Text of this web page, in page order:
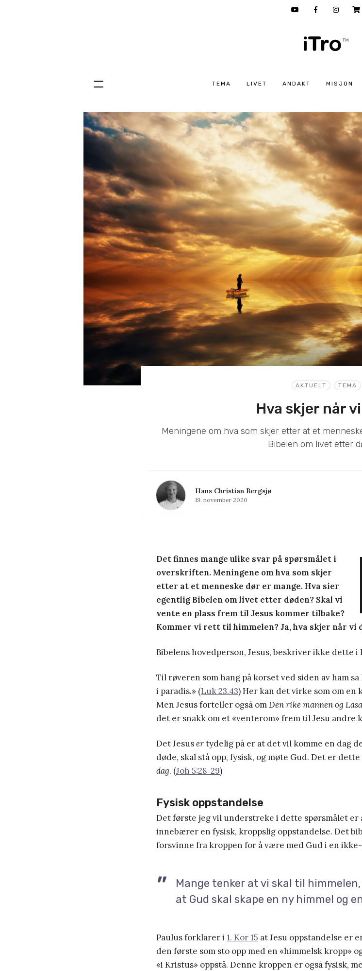
TEMA LIVET ANDAKT MISJON
Hopp
innhold
AKTUELT TEMA
Hva skjer når
Meningene om hva som skjer etter at et
Bibelen om livet etter
Hans Christian Bergsjø
19. november 2020
Det finnes mange ulike svar på spørsmålet i
overskriften. Meningene om hva som skjer
etter at et menneske dør er mange. Hva sier
egentlig Bibelen om livet etter døden? Skal vi
vente en plass frem til Jesus kommer tilbake?
Kommer vi rett til himmelen? Ja, hva skjer når vi
Bibelens hovedperson, Jesus, beskriver ikke dette i
Til røveren som hang på korset ved siden av ham sa
i paradis.» (Luk 23.43) Her kan det virke som om
Men Jesus forteller også omDen rike mannen og
det er snakk om et «venterom» frem til Jesu andre
Det Jesusertydelig på er at det vil komme en dag
døde, skal stå opp, fysisk, og møte Gud. Det er
dag. (Joh 5:28-29)
Fysisk oppstandelse
Det første jeg vil understreke i dette spørsmålet er
innebærer en fysisk, kroppslig oppstandelse. Det
forsvinne fra kroppen for å være med Gud i en
Mange tenker at vi skal til
at Gud skal skape en ny himmel og
Paulus forklarer i 1. Kor 15 at Jesu oppstandelse er
den første som sto opp med en «himmelsk kropp»
«i Kristus» oppstå. Denne kroppen er også fysisk,